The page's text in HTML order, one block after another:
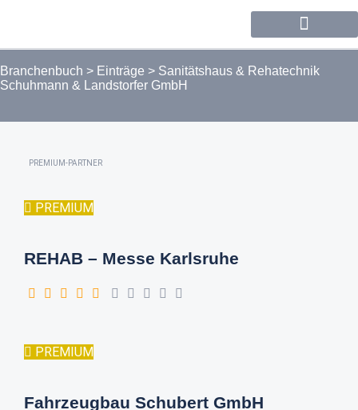
Branchenbuch > Einträge > Sanitätshaus & Rehatechnik
Schuhmann & Landstorfer GmbH
PREMIUM-PARTNER
PREMIUM
REHAB – Messe Karlsruhe
PREMIUM
Fahrzeugbau Schubert GmbH